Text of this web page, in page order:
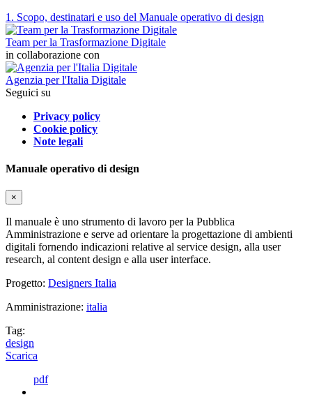
1. Scopo, destinatari e uso del Manuale operativo di design
Team per la Trasformazione Digitale
in collaborazione con
Agenzia per l'Italia Digitale
Seguici su
Privacy policy
Cookie policy
Note legali
Manuale operativo di design
×
Il manuale è uno strumento di lavoro per la Pubblica
Amministrazione e serve ad orientare la progettazione di ambienti
digitali fornendo indicazioni relative al service design, alla user
research, al content design e alla user interface.
Progetto: Designers Italia
Amministrazione: italia
Tag:
design
Scarica
pdf